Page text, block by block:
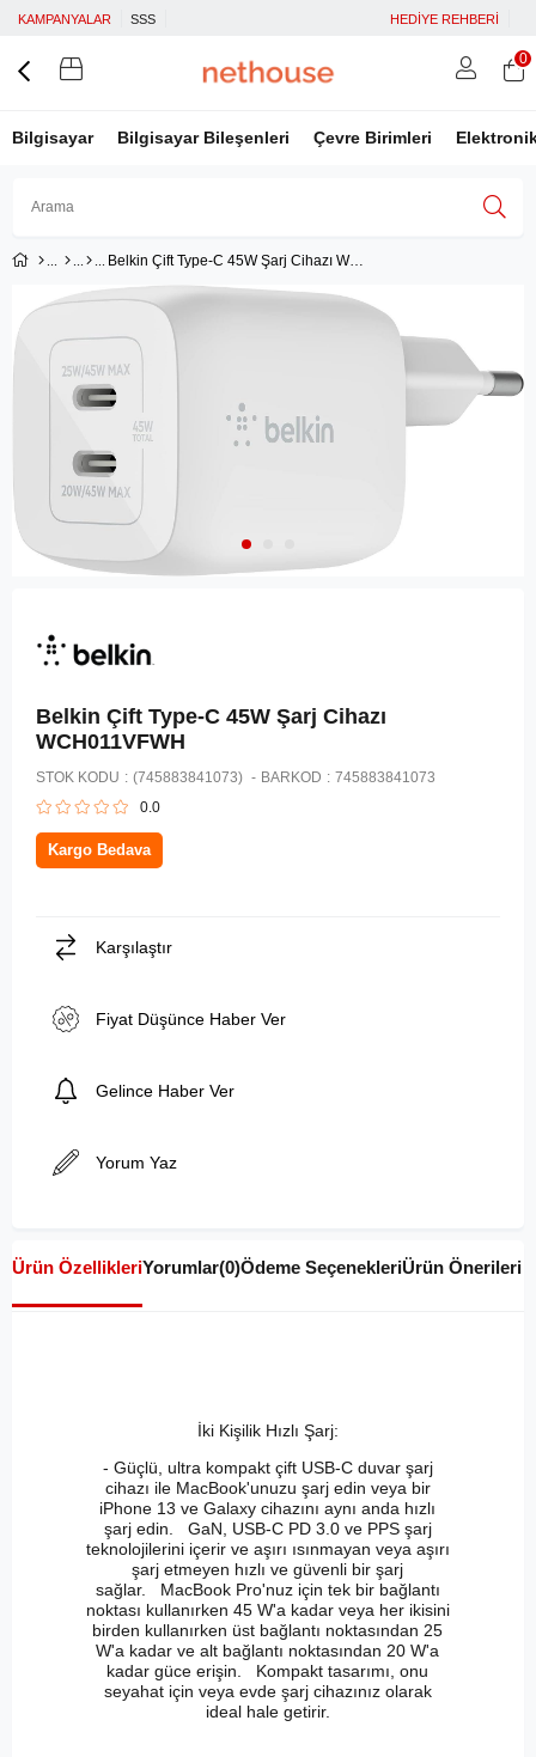
KAMPANYALAR SSS HEDİYE REHBERİ
Bilgisayar Bilgisayar Bileşenleri Çevre Birimleri
Üye Girişi Facebook İle Bağlan
Google İle Bağlan
0
Belkin Çift Type-C 45W Şarj Cihazı WCH011VFWH
Belkin Çift Type-C 45W Şarj Cihazı
WCH011VFWH
STOK KODU (745883841073) BARKOD : 745883841073
0.0
Kargo Bedava
Karşılaştır
Fiyat Düşünce Haber Ver
Gelince Haber Ver
Yorum Yaz
Ürün ÖzellikleriYorumlar(0)Ödeme SeçenekleriÜrün Önerileri
İki Kişilik Hızlı Şarj:
- Güçlü, ultra kompakt çift USB-C duvar şarj
cihazı ile MacBook'unuzu şarj edin veya bir
iPhone 13 ve Galaxy cihazını aynı anda hızlı
şarj edin. GaN, USB-C PD 3.0 ve PPS şarj
teknolojilerini içerir ve aşırı ısınmayan veya aşırı
şarj etmeyen hızlı ve güvenli bir şarj
sağlar. MacBook Pro'nuz için tek bir bağlantı
noktası kullanırken 45 W'a kadar veya her ikisini
birden kullanırken üst bağlantı noktasından 25
W'a kadar ve alt bağlantı noktasından 20 W'a
kadar güce erişin. Kompakt tasarımı, onu
seyahat için veya evde şarj cihazınız olarak
ideal hale getirir.